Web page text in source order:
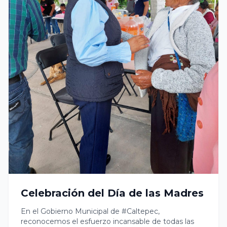
Celebración del Día de las Madres
En el Gobierno Municipal de #Caltepec,
reconocemos el esfuerzo incansable de todas las